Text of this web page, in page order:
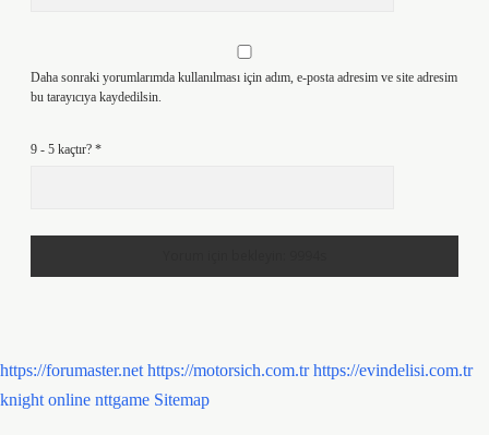
Daha sonraki yorumlarımda kullanılması için adım, e-posta adresim ve site adresim
bu tarayıcıya kaydedilsin.
9 - 5 kaçtır? *
https://forumaster.net https://motorsich.com.tr https://evindelisi.com.tr
knight online nttgame Sitemap